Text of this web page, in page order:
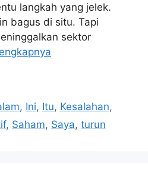
langkah yang jelek.
bagus di situ. Tapi
sektor
, Ini, Itu, Kesalahan,
, Saham, Saya, turun